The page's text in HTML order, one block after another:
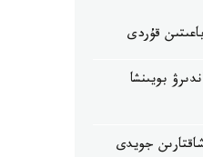
قۇردى
بويىنشا
جويدى